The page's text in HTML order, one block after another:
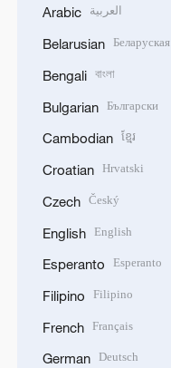
Arabic العربية
Belarusian Беларуская
Bengali বাংলা
Bulgarian Български
Cambodian ខ្មែរ
Croatian Hrvatski
Czech Český
English English
Esperanto Esperanto
Filipino Filipino
French Français
German Deutsch